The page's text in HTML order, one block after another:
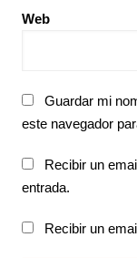
Web
Guardar mi
este navegador
Recibir un
entrada.
Recibir un